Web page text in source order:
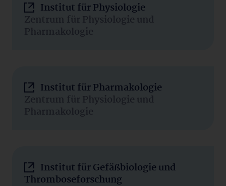
Institut für Physiologie
Zentrum für Physiologie und
Pharmakologie
Institut für Pharmakologie
Zentrum für Physiologie und
Pharmakologie
Institut für Gefäßbiologie und
Thromboseforschung